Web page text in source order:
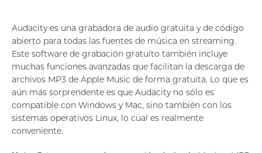
Audacity es una grabadora de audio gratuita y de código
abierto para todas las fuentes de música en streaming.
Este software de grabación gratuito también incluye
muchas funciones avanzadas que facilitan la descarga de
archivos MP3 de Apple Music de forma gratuita. Lo que es
aún más sorprendente es que Audacity no sólo es
compatible con Windows y Mac, sino también con los
sistemas operativos Linux, lo cual es realmente
conveniente.